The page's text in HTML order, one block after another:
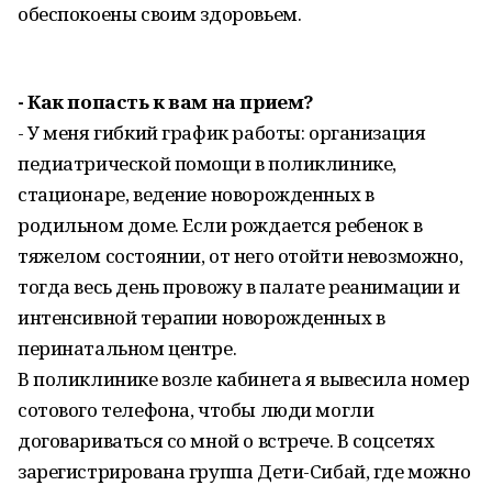
обеспокоены своим здоровьем.
- Как попасть к вам на прием?
- У меня гибкий график работы: организация
педиатрической помощи в поликлинике,
стационаре, ведение новорожденных в
родильном доме. Если рождается ребенок в
тяжелом состоянии, от него отойти невозможно,
тогда весь день провожу в палате реанимации и
интенсивной терапии новорожденных в
перинатальном центре.
В поликлинике возле кабинета я вывесила номер
сотового телефона, чтобы люди могли
договариваться со мной о встрече. В соцсетях
зарегистрирована группа Дети-Сибай, где можно